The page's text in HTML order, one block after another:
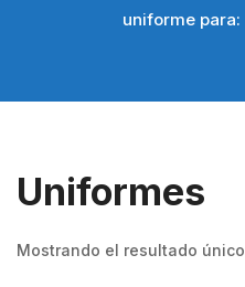
uniforme para:
Uniformes
Mostrando el resultado único